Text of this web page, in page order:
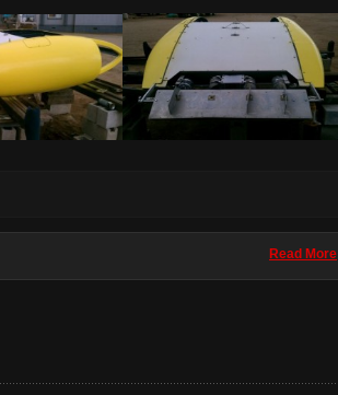
Read More